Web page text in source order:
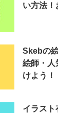
い方法！
Skebの
絵師・人
けよう！
イラスト